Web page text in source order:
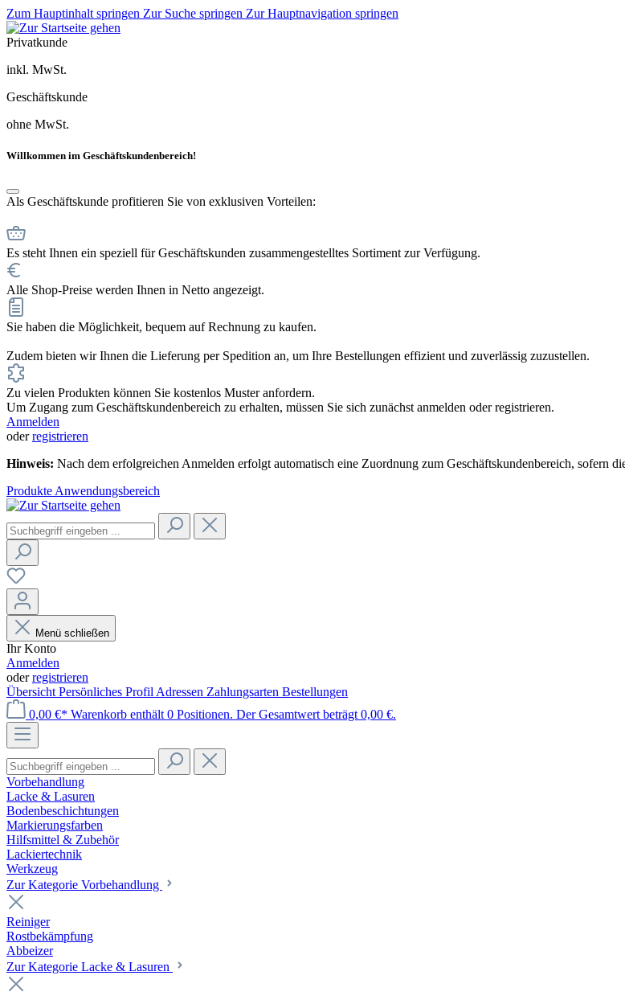
Zum Hauptinhalt springen Zur Suche springen Zur Hauptnavigation springen
Privatkunde
inkl. MwSt.
Geschäftskunde
ohne MwSt.
Willkommen im Geschäftskundenbereich!
Als Geschäftskunde profitieren Sie von exklusiven Vorteilen:
Es steht Ihnen ein speziell für Geschäftskunden zusammengestelltes Sortiment zur Verfügung.
Alle Shop-Preise werden Ihnen in Netto angezeigt.
Sie haben die Möglichkeit, bequem auf Rechnung zu kaufen.
Zudem bieten wir Ihnen die Lieferung per Spedition an, um Ihre Bestellungen effizient und zuverlässig zuzustellen.
Zu vielen Produkten können Sie kostenlos Muster anfordern.
Um Zugang zum Geschäftskundenbereich zu erhalten, müssen Sie sich zunächst anmelden oder registrieren.
Anmelden
oderregistrieren
Hinweis: Nach dem erfolgreichen Anmelden erfolgt automatisch eine Zuordnung zum Geschäftskundenbereich, sofern
Produkte Anwendungsbereich
Menü schließen
Ihr Konto
Anmelden
oderregistrieren
Übersicht Persönliches Profil Adressen Zahlungsarten Bestellungen
0,00 €* Warenkorb enthält 0 Positionen. Der Gesamtwert beträgt 0,00 €.
Vorbehandlung
Lacke & Lasuren
Bodenbeschichtungen
Markierungsfarben
Hilfsmittel & Zubehör
Lackiertechnik
Werkzeug
Zur Kategorie Vorbehandlung
Reiniger
Rostbekämpfung
Abbeizer
Zur Kategorie Lacke & Lasuren